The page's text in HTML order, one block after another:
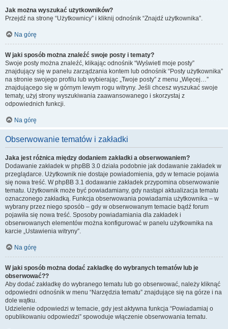
Jak można wyszukać użytkowników?
Przejdź na stronę “Użytkownicy” i kliknij odnośnik “Znajdź użytkownika”.
Na górę
W jaki sposób można znaleźć swoje posty i tematy?
Swoje posty można znaleźć, klikając odnośnik “Wyświetl moje posty”
znajdujący się w panelu zarządzania kontem lub odnośnik “Posty użytkownika”
na stronie swojego profilu lub wybierając „Twoje posty” z menu „Więcej…”
znajdującego się w górnym lewym rogu witryny. Jeśli chcesz wyszukać swoje
tematy, użyj strony wyszukiwania zaawansowanego i skorzystaj z
odpowiednich funkcji.
Na górę
Obserwowanie tematów i zakładki
Jaka jest różnica między dodaniem zakładki a obserwowaniem?
Dodawanie zakładek w phpBB 3.0 działa podobnie jak dodawanie zakładek w
przeglądarce. Użytkownik nie dostaje powiadomienia, gdy w temacie pojawia
się nowa treść. W phpBB 3.1 dodawanie zakładek przypomina obserwowanie
tematu. Użytkownik może być powiadamiany, gdy nastąpi aktualizacja tematu
oznaczonego zakładką. Funkcja obserwowania powiadamia użytkownika – w
wybrany przez niego sposób – gdy w obserwowanym temacie bądź forum
pojawiła się nowa treść. Sposoby powiadamiania dla zakładek i
obserwowanych elementów można konfigurować w panelu użytkownika na
karcie „Ustawienia witryny”.
Na górę
W jaki sposób można dodać zakładkę do wybranych tematów lub je
obserwować??
Aby dodać zakładkę do wybranego tematu lub go obserwować, należy kliknąć
odpowiedni odnośnik w menu “Narzędzia tematu” znajdujące się na górze i na
dole wątku.
Udzielenie odpowiedzi w temacie, gdy jest aktywna funkcja “Powiadamiaj o
opublikowaniu odpowiedzi” spowoduje włączenie obserwowania tematu.